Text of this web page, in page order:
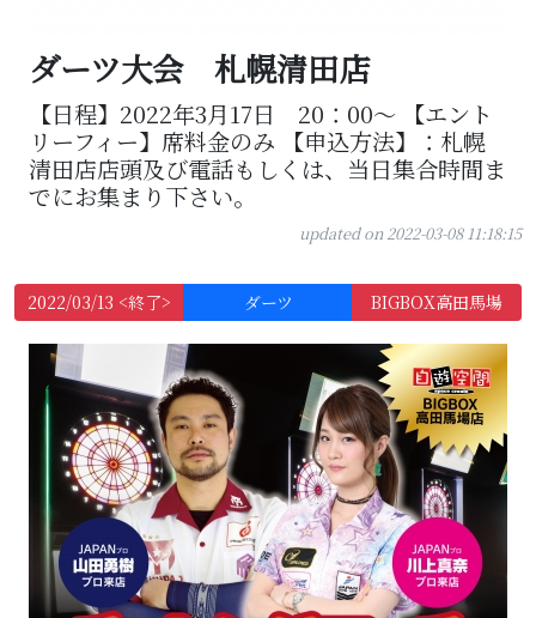
ダーツ大会 札幌清田店
【日程】2022年3月17日 20：00～ 【エント
リーフィー】席料金のみ 【申込方法】：札幌
清田店店頭及び電話もしくは、当日集合時間ま
でにお集まり下さい。
updated on 2022-03-08 11:18:15
2022/03/13 <終了> ダーツ BIGBOX高田馬場